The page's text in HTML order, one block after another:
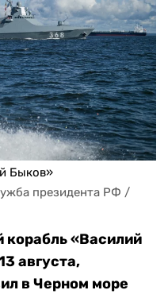
Быков»
президента РФ /
корабль «Василий
августа,
в Черном море